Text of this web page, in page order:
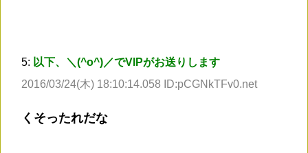
5: 以下、＼(^o^)／でVIPがお送りします
2016/03/24(木) 18:10:14.058 ID:pCGNkTFv0.net
くそったれだな